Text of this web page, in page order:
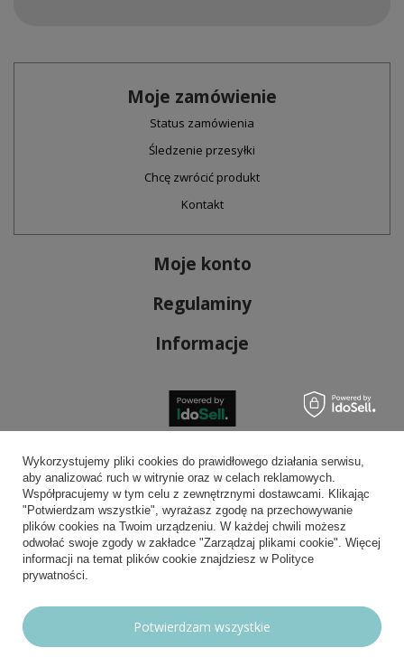
Moje zamówienie
Status zamówienia
Śledzenie przesyłki
Chcę zwrócić produkt
Kontakt
Moje konto
Regulaminy
Informacje
Bezpieczne płatności
Wygodna dostawa
Możesz nam zaufać
Wykorzystujemy pliki cookies do prawidłowego działania serwisu,
aby analizować ruch w witrynie oraz w celach reklamowych.
Współpracujemy w tym celu z zewnętrznymi dostawcami. Klikając
"Potwierdzam wszystkie", wyrażasz zgodę na przechowywanie
plików cookies na Twoim urządzeniu. W każdej chwili możesz
odwołać swoje zgody w zakładce "Zarządzaj plikami cookie". Więcej
informacji na temat plików cookie znajdziesz w Polityce
prywatności.
Potwierdzam wszystkie